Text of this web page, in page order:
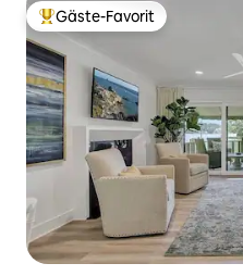
Beliebter Gäste-Favorit.
Gäste-Favorit